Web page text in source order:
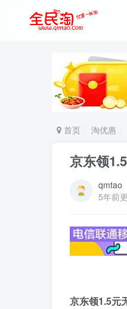
首页 淘优惠
京东领
qmtao
5年前
京东领1.5元